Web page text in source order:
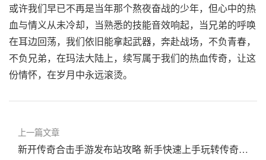
或许我们早已不再是当年那个熬夜奋战的少年，但心中的热
血与情义从未冷却，当熟悉的技能音效响起，当兄弟的呼唤
在耳边回荡，我们依旧能拿起武器，奔赴战场，不负青春，
不负兄弟，在玛法大陆上，续写属于我们的热血传奇，让这
份情怀，在岁月中永远滚烫。
上一篇文章
新开传奇合击手游发布站攻略 新手快速上手玩转传奇世